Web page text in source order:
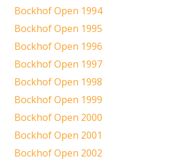
Bockhof Open 1994
Bockhof Open 1995
Bockhof Open 1996
Bockhof Open 1997
Bockhof Open 1998
Bockhof Open 1999
Bockhof Open 2000
Bockhof Open 2001
Bockhof Open 2002